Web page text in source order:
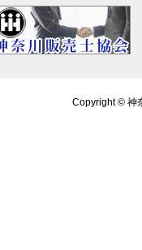
Copyright © 神